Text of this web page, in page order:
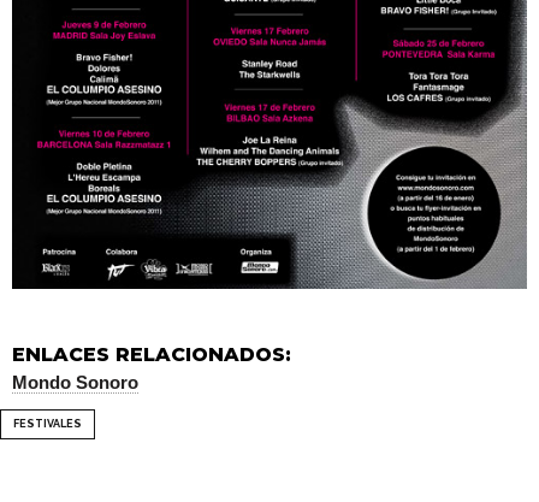
ENLACES RELACIONADOS:
Mondo Sonoro
FESTIVALES